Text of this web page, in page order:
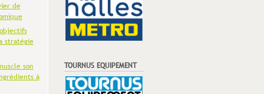
de
stratégie
son
à
TOURNUS EQUIPEMENT